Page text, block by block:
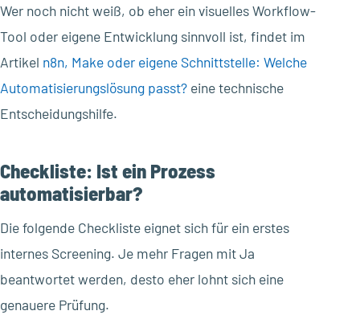
Wer noch nicht weiß, ob eher ein visuelles Workflow-
Tool oder eigene Entwicklung sinnvoll ist, findet im
Artikel n8n, Make oder eigene Schnittstelle: Welche
Automatisierungslösung passt? eine technische
Entscheidungshilfe.
Checkliste: Ist ein Prozess
automatisierbar?
Die folgende Checkliste eignet sich für ein erstes
internes Screening. Je mehr Fragen mit Ja
beantwortet werden, desto eher lohnt sich eine
genauere Prüfung.